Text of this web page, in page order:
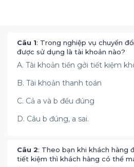
Câu 1: Trong nghiệp vụ chuyển
được sử dụng là tài khoản nào?
A. Tài khoản tiền gởi tiết kiệm
B. Tài khoản thanh toán
C. Cả a và b đều đúng
D. Câu b đúng, a sai.
Câu 2: Theo bạn khi khách hàng
tiết kiệm thì khách hàng có thể